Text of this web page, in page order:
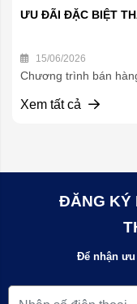
ƯU ĐÃI ĐẶC BIỆT
15/06/2026
Chương trình bán
Xem tất cả
ĐĂNG KÝ
Để nhận